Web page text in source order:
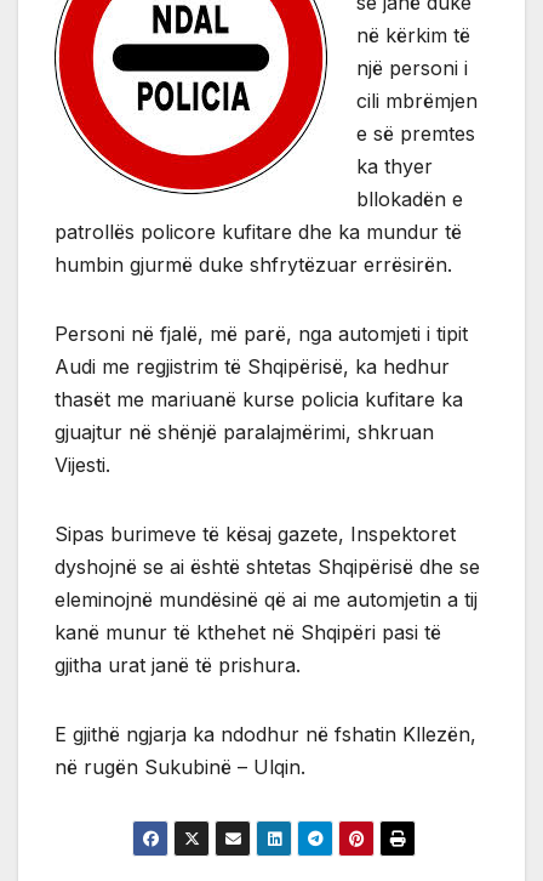
në kërkim të
një personi i
cili mbrëmjen
e së premtes
ka thyer
bllokadën e
patrollës policore kufitare dhe ka mundur të
humbin gjurmë duke shfrytëzuar errësirën.
Personi në fjalë, më parë, nga automjeti i tipit
Audi me regjistrim të Shqipërisë, ka hedhur
thasët me mariuanë kurse policia kufitare ka
gjuajtur në shënjë paralajmërimi, shkruan
Vijesti.
Sipas burimeve të kësaj gazete, Inspektoret
dyshojnë se ai është shtetas Shqipërisë dhe se
eleminojnë mundësinë që ai me automjetin a tij
kanë munur të kthehet në Shqipëri pasi të
gjitha urat janë të prishura.
E gjithë ngjarja ka ndodhur në fshatin Kllezën,
në rugën Sukubinë – Ulqin.